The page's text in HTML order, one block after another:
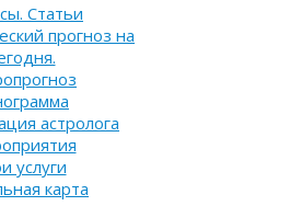
Статьи
прогноз на
астролога
услуги
карта